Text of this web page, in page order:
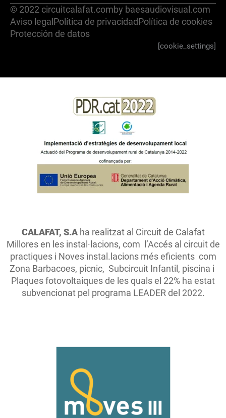
© 2022 circuitcalafat.comby baesaudiovisual.com
Aviso legalPolítica de privacidadPolítica de cookies
Protección de datos
[cookie_settings]
CALAFAT, S.Aha realitzat al Circuit de Calafat
Millores en les instal·lacions, com l’Accés al circuit de
practiques i Noves instal.lacions més eficients com
Zona Barbacoes, picnic, Subcircuit Infantil, piscina i
Plaques fotovoltaiques de les quals el 22% ha estat
subvencionat pel programa LEADER del 2022.